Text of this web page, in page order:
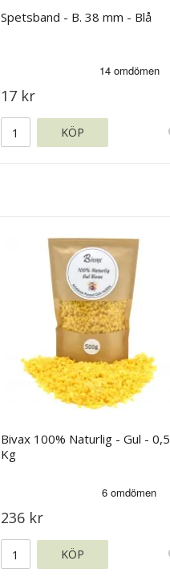
Spetsband - B. 38 mm - Blå
17 kr
KÖP
Bivax 100% Naturlig - Gul - 0,5
Kg
236 kr
KÖP